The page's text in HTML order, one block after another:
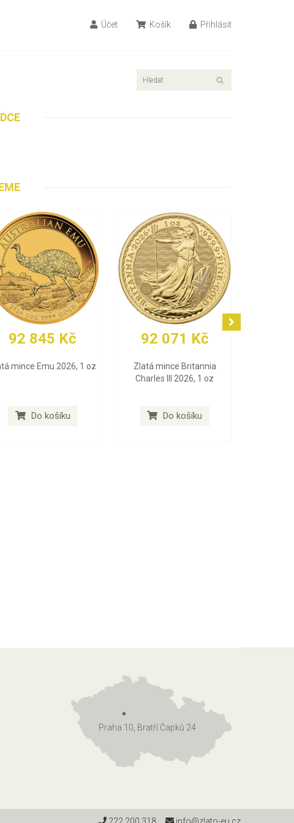
Účet Košík Přihlásit
92 845 Kč
mince Emu 2026, 1 oz
Do košíku
92 071 Kč
Zlatá mince Britannia
Charles III 2026, 1 oz
Do košíku
Praha 10, Bratří Čapků 24